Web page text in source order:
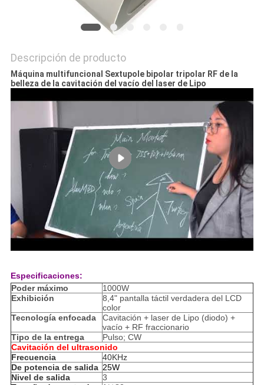
Descripción de producto
Máquina multifuncional Sextupole bipolar tripolar RF de la
belleza de la cavitación del vacío del laser de Lipo
Especificaciones:
Poder máximo
1000W
Exhibición
8,4" pantalla táctil verdadera del LCD
color
Tecnología enfocada
Cavitación + laser de Lipo (diodo) +
vacío + RF fraccionario
Tipo de la entrega
Pulso; CW
Cavitación del ultrasonido
Frecuencia
40KHz
De potencia de salida 25W
Nivel de salida
3